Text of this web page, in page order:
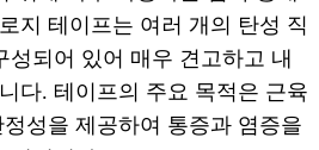
지 테이프는 여러 개의 탄성 직
성되어 있어 매우 견고하고 내
다. 테이프의 주요 목적은 근육
성을 제공하여 통증과 염증을